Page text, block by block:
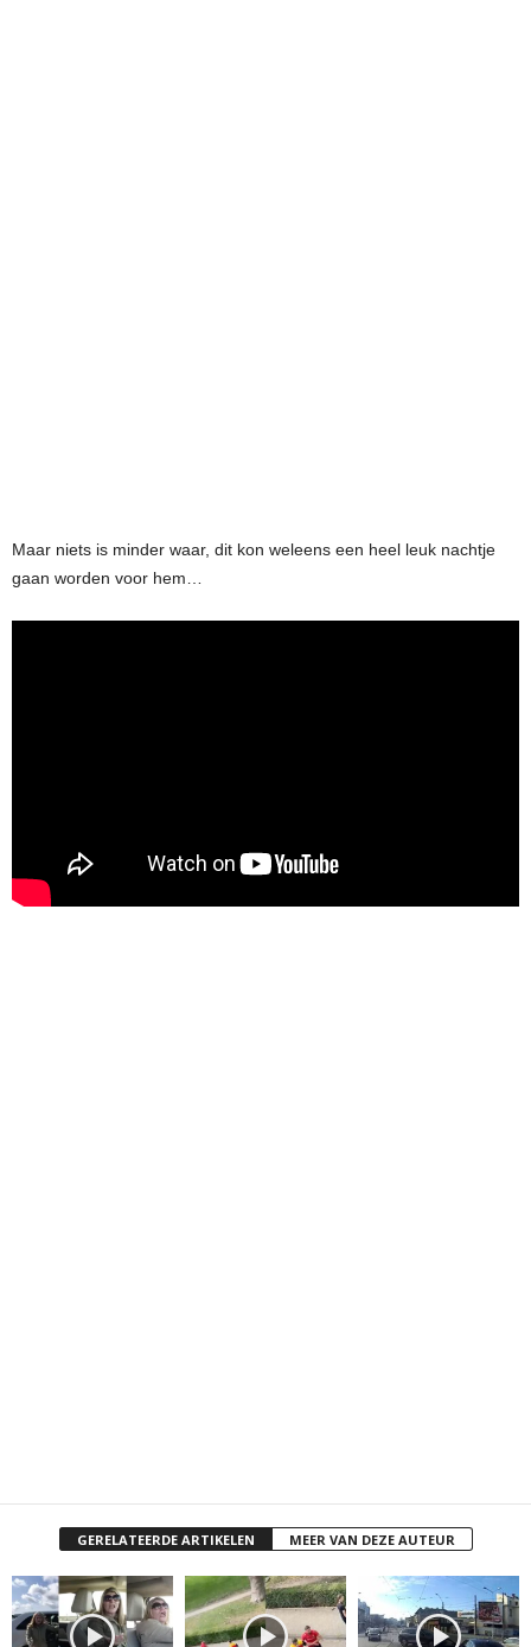
Maar niets is minder waar, dit kon weleens een heel leuk nachtje
gaan worden voor hem…
GERELATEERDE ARTIKELEN MEER VAN DEZE AUTEUR